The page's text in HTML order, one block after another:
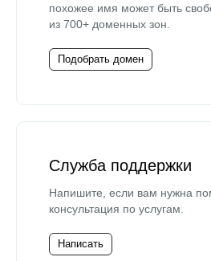
похожее имя может быть
из 700+ доменных зон.
Подобрать домен
Служба поддержки
Напишите, если вам нужна
консультация по услугам.
Написать